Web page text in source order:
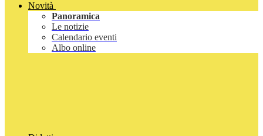
Novità
Panoramica
Le notizie
Calendario eventi
Albo online